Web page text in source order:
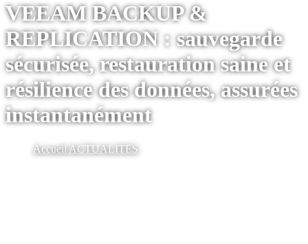
VEEAM BACKUP &
REPLICATION : sauvegarde
sécurisée, restauration saine et
résilience des données, assurées
instantanément
AccueilACTUALITES